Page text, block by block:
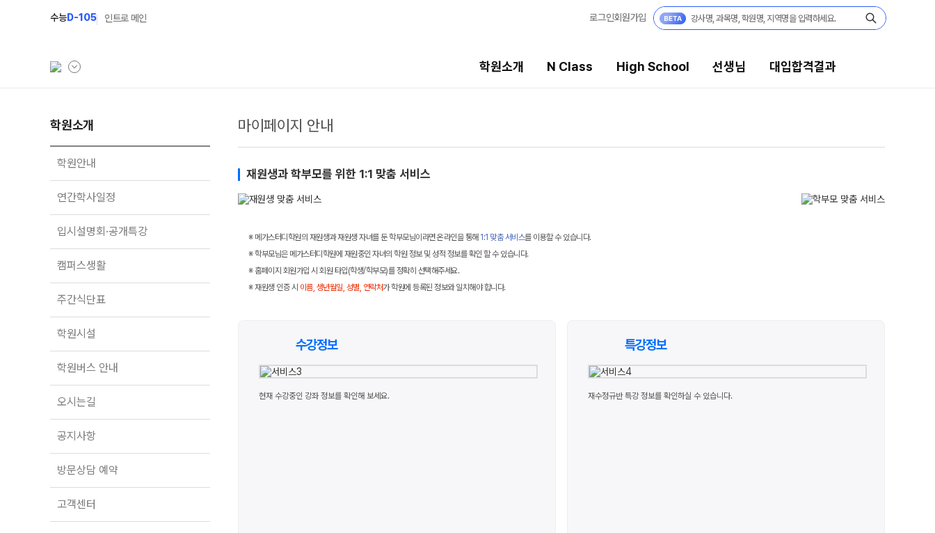
수능D-105 인트로 메인 로그인회원가입
학원소개 N Class High School 선생님 대입합격결과
학원소개
학원안내
연간학사일정
캠퍼스생활
주간식단표
학원시설
학원버스 안내
오시는길
공지사항
방문상담 예약
고객센터
재원생 온라인 결제 안내
단과 온라인 결제 안내
마이페이지 안내
N Class
2027 파이널 정규반
2027 N수 정규반
2027 반수반
2027 지역의사제 특별반
2027 윈터스쿨
추석 집중 특강 N
2027 수능실전반
학습 콘텐츠 한눈에 보기
재원생 통합회원인증
메가패스 특별 지원
메가 스마트 리포트
학원소개
학원안내
연간학사일정
입시설명회·공개특강
캠퍼스생활
주간식단표
학원시설
학원버스 안내
오시는길
공지사항
방문상담 예약
고객센터
마이페이지 안내
재원생과 학부모를 위한 1:1 맞춤 서비스
※ 메가스터디학원의 재원생과 재원생 자녀를 둔 학부모님이라면 온라인을 통해 1:1 맞춤 서비스를 이용할 수 있습니다.
※ 학부모님은 메가스터디학원에 재원중인 자녀의 학원 정보 및 성적 정보를 확인 할 수 있습니다.
※ 홈페이지 회원가입 시 회원 타입(학생/학부모)를 정확히 선택해주세요.
※ 재원생 인증 시 이름, 생년월일, 성별, 연락처가 학원에 등록된 정보와 일치해야 합니다.
수강정보
현재 수강중인 강좌 정보를 확인해 보세요.
특강정보
재수정규반 특강 정보를 확인하실 수 있습니다.